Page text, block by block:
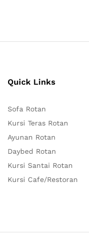
Quick Links
Sofa Rotan
Kursi Teras Rotan
Ayunan Rotan
Daybed Rotan
Kursi Santai Rotan
Kursi Cafe/Restoran